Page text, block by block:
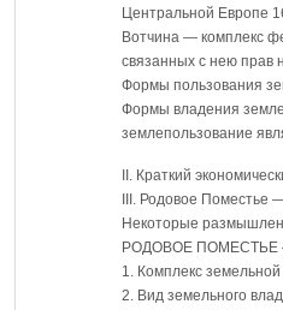
Центральной Европе
Вотчина — комплекс
связанных с нею прав
Формы пользования
Формы владения
землепользование
II. Краткий
III. Родовое Поместье
Некоторые
РОДОВОЕ ПОМЕСТЬЕ
1. Комплекс
2. Вид земельного